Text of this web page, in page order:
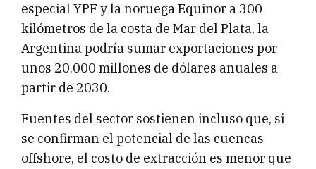
especial YPF y la noruega Equinor a 300
kilómetros de la costa de Mar del Plata, la
Argentina podría sumar exportaciones por
unos 20.000 millones de dólares anuales a
partir de 2030.
Fuentes del sector sostienen incluso que, si
se confirman el potencial de las cuencas
offshore, el costo de extracción es menor que